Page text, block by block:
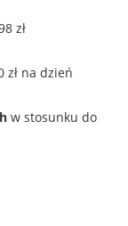
zł
zł na dzień
w stosunku do